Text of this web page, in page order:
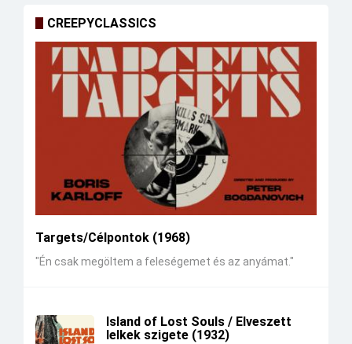
CREEPYCLASSICS
Targets/Célpontok (1968)
"Én csak megöltem a feleségemet és az anyámat."
Island of Lost Souls / Elveszett
lelkek szigete (1932)